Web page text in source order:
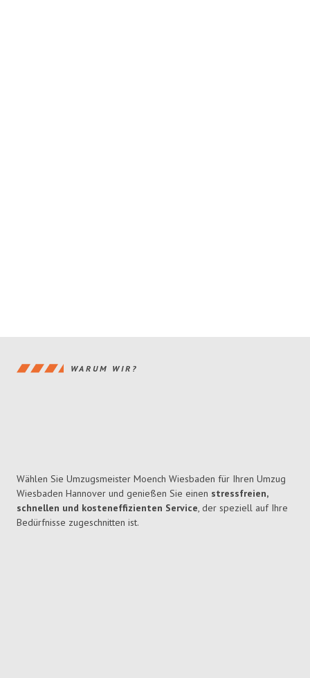
WARUM WIR?
Wählen Sie Umzugsmeister Moench Wiesbaden für Ihren Umzug
Wiesbaden Hannover und genießen Sie einen stressfreien,
schnellen und kosteneffizienten Service, der speziell auf Ihre
Bedürfnisse zugeschnitten ist.